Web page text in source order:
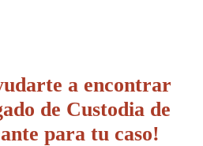
a encontrar
de Custodia de
para tu caso!